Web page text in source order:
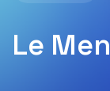
Le